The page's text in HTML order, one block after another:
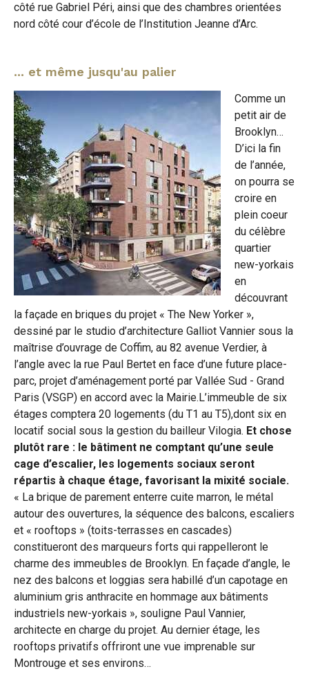
côté rue Gabriel Péri, ainsi que des chambres orientées
nord côté cour d’école de l’Institution Jeanne d’Arc.
... et même jusqu'au palier
Comme un
petit air de
Brooklyn…
D’ici la fin
de l’année,
on pourra se
croire en
plein coeur
du célèbre
quartier
new-yorkais
en
découvrant
la façade en briques du projet « The New Yorker »,
dessiné par le studio d’architecture Galliot Vannier sous la
maîtrise d’ouvrage de Coffim, au 82 avenue Verdier, à
l’angle avec la rue Paul Bertet en face d’une future place-
parc, projet d’aménagement porté par Vallée Sud - Grand
Paris (VSGP) en accord avec la Mairie.L’immeuble de six
étages comptera 20 logements (du T1 au T5),dont six en
locatif social sous la gestion du bailleur Vilogia. Et chose
plutôt rare : le bâtiment ne comptant qu’une seule
cage d’escalier, les logements sociaux seront
répartis à chaque étage, favorisant la mixité sociale.
« La brique de parement enterre cuite marron, le métal
autour des ouvertures, la séquence des balcons, escaliers
et « rooftops » (toits-terrasses en cascades)
constitueront des marqueurs forts qui rappelleront le
charme des immeubles de Brooklyn. En façade d’angle, le
nez des balcons et loggias sera habillé d’un capotage en
aluminium gris anthracite en hommage aux bâtiments
industriels new-yorkais », souligne Paul Vannier,
architecte en charge du projet. Au dernier étage, les
rooftops privatifs offriront une vue imprenable sur
Montrouge et ses environs…